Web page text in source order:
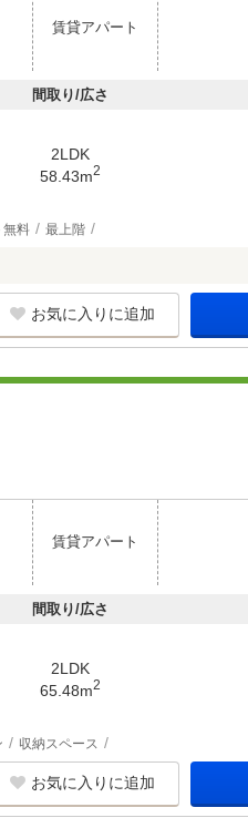
賃貸アパート
間取り/広さ
2LDK
58.43m2
無料 最上階
お気に入りに追加
賃貸アパート
間取り/広さ
2LDK
65.48m2
収納スペース
お気に入りに追加